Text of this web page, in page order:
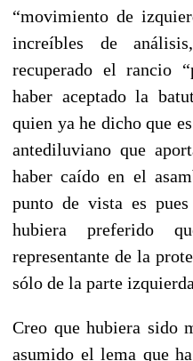
“movimiento de
increíbles de
recuperado el rancio
haber aceptado la
quien ya he dicho que
antediluviano que
haber caído en el
punto de vista es
hubiera preferido
representante de la
sólo de la parte
Creo que hubiera sido
asumido el lema que